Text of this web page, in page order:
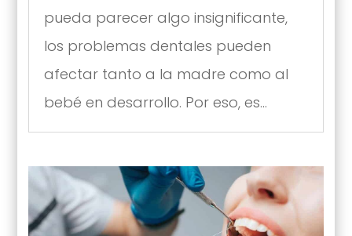
pueda parecer algo insignificante,
los problemas dentales pueden
afectar tanto a la madre como al
bebé en desarrollo. Por eso, es...